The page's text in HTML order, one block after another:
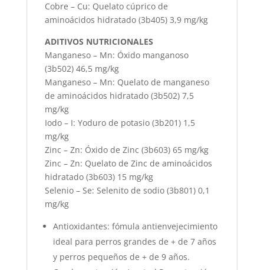
Cobre – Cu: Quelato cúprico de
aminoácidos hidratado (3b405) 3,9 mg/kg
ADITIVOS NUTRICIONALES
Manganeso – Mn: Óxido manganoso
(3b502) 46,5 mg/kg
Manganeso – Mn: Quelato de manganeso
de aminoácidos hidratado (3b502) 7,5
mg/kg
Iodo – I: Yoduro de potasio (3b201) 1,5
mg/kg
Zinc – Zn: Óxido de Zinc (3b603) 65 mg/kg
Zinc – Zn: Quelato de Zinc de aminoácidos
hidratado (3b603) 15 mg/kg
Selenio – Se: Selenito de sodio (3b801) 0,1
mg/kg
Antioxidantes: fómula antienvejecimiento
ideal para perros grandes de + de 7 años
y perros pequeños de + de 9 años.